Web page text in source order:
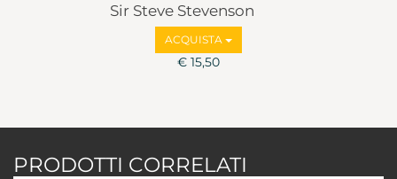
Sir Steve Stevenson
ACQUISTA
€ 15,50
PRODOTTI CORRELATI